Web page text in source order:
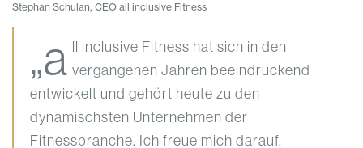
Stephan Schulan, CEO all inclusive Fitness
„a ll inclusive Fitness hat sich in den
vergangenen Jahren beeindruckend
entwickelt und gehört heute zu den
dynamischsten Unternehmen der
Fitnessbranche. Ich freue mich darauf,